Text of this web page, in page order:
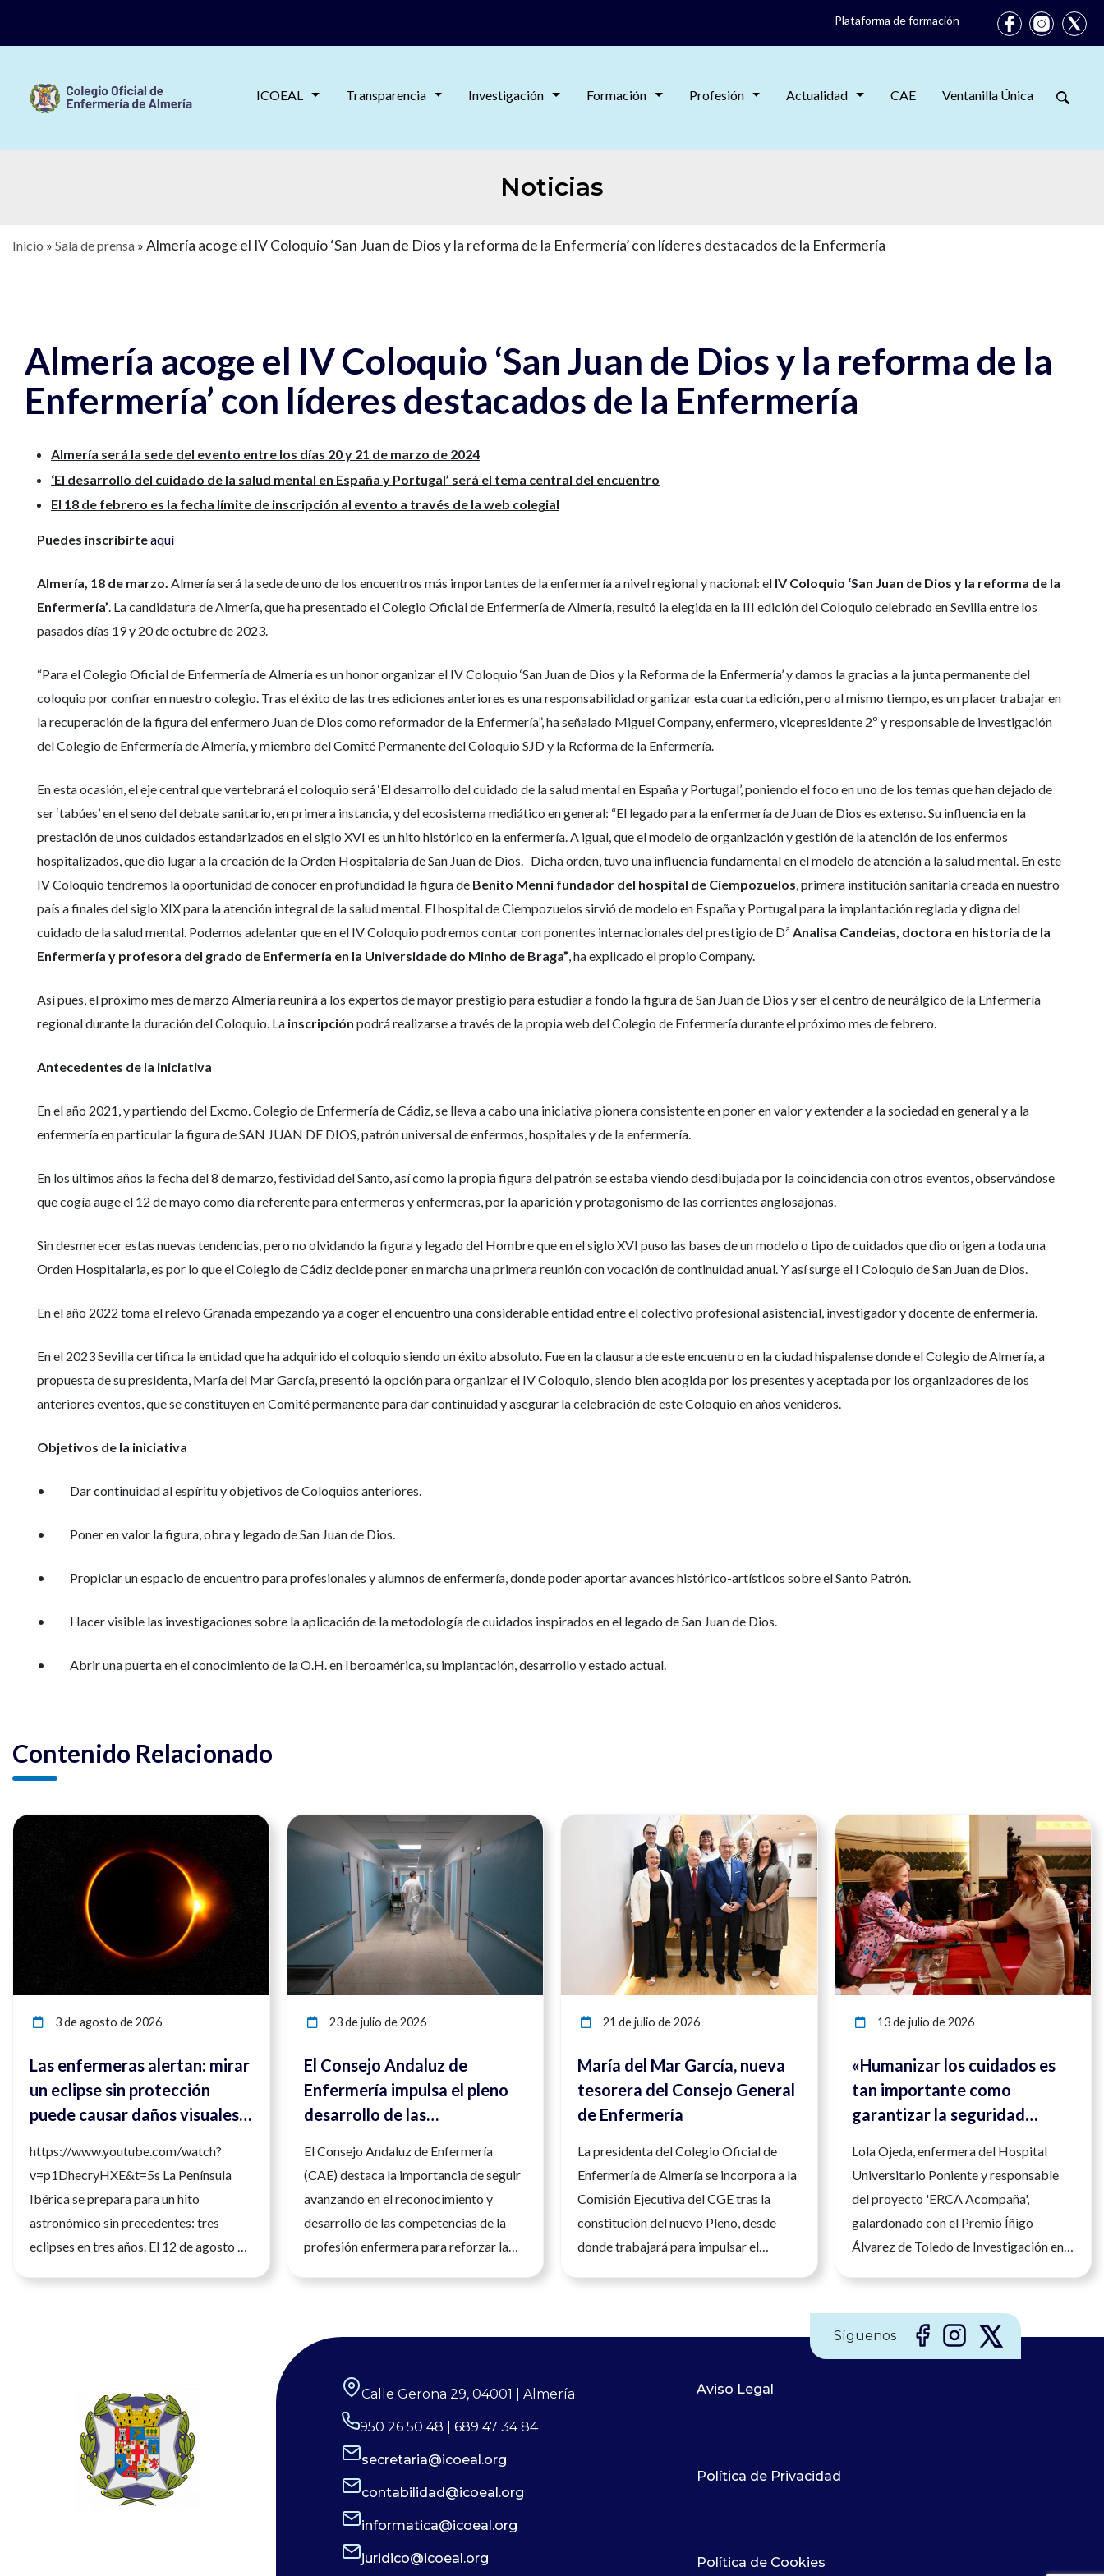
Plataforma de formación
ICOEAL Transparencia Investigación Formación Profesión Actualidad CAE Ventanilla Única
Noticias
Inicio » Sala de prensa » Almería acoge el IV Coloquio ‘San Juan de Dios y la reforma de la Enfermería’ con líderes destacados de la Enfermería
Almería acoge el IV Coloquio ‘San Juan de Dios y la reforma de la
Enfermería’ con líderes destacados de la Enfermería
Almería será la sede del evento entre los días 20 y 21 de marzo de 2024
‘El desarrollo del cuidado de la salud mental en España y Portugal’ será el tema central del encuentro
El 18 de febrero es la fecha límite de inscripción al evento a través de la web colegial
Puedes inscribirteaquí
Almería, 18 de marzo. Almería será la sede de uno de los encuentros más importantes de la enfermería a nivel regional y nacional: el IV Coloquio ‘San Juan de Dios y la reforma de la
Enfermería’. La candidatura de Almería, que ha presentado el Colegio Oficial de Enfermería de Almería, resultó la elegida en la III edición del Coloquio celebrado en Sevilla entre los
pasados días 19 y 20 de octubre de 2023.
“Para el Colegio Oficial de Enfermería de Almería es un honor organizar el IV Coloquio ‘San Juan de Dios y la Reforma de la Enfermería’ y damos la gracias a la junta permanente del
coloquio por confiar en nuestro colegio. Tras el éxito de las tres ediciones anteriores es una responsabilidad organizar esta cuarta edición, pero al mismo tiempo, es un placer trabajar en
la recuperación de la figura del enfermero Juan de Dios como reformador de la Enfermería”, ha señalado Miguel Company, enfermero, vicepresidente 2º y responsable de investigación
del Colegio de Enfermería de Almería, y miembro del Comité Permanente del Coloquio SJD y la Reforma de la Enfermería.
En esta ocasión, el eje central que vertebrará el coloquio será ‘El desarrollo del cuidado de la salud mental en España y Portugal’, poniendo el foco en uno de los temas que han dejado de
ser ‘tabúes’ en el seno del debate sanitario, en primera instancia, y del ecosistema mediático en general: “El legado para la enfermería de Juan de Dios es extenso. Su influencia en la
prestación de unos cuidados estandarizados en el siglo XVI es un hito histórico en la enfermería. A igual, que el modelo de organización y gestión de la atención de los enfermos
hospitalizados, que dio lugar a la creación de la Orden Hospitalaria de San Juan de Dios. Dicha orden, tuvo una influencia fundamental en el modelo de atención a la salud mental. En este
IV Coloquio tendremos la oportunidad de conocer en profundidad la figura de Benito Menni fundador del hospital de Ciempozuelos, primera institución sanitaria creada en nuestro
país a finales del siglo XIX para la atención integral de la salud mental. El hospital de Ciempozuelos sirvió de modelo en España y Portugal para la implantación reglada y digna del
cuidado de la salud mental. Podemos adelantar que en el IV Coloquio podremos contar con ponentes internacionales del prestigio de Dª Analisa Candeias, doctora en historia de la
Enfermería y profesora del grado de Enfermería en la Universidade do Minho de Braga”, ha explicado el propio Company.
Así pues, el próximo mes de marzo Almería reunirá a los expertos de mayor prestigio para estudiar a fondo la figura de San Juan de Dios y ser el centro de neurálgico de la Enfermería
regional durante la duración del Coloquio. La inscripción podrá realizarse a través de la propia web del Colegio de Enfermería durante el próximo mes de febrero.
Antecedentes de la iniciativa
En el año 2021, y partiendo del Excmo. Colegio de Enfermería de Cádiz, se lleva a cabo una iniciativa pionera consistente en poner en valor y extender a la sociedad en general y a la
enfermería en particular la figura de SAN JUAN DE DIOS, patrón universal de enfermos, hospitales y de la enfermería.
En los últimos años la fecha del 8 de marzo, festividad del Santo, así como la propia figura del patrón se estaba viendo desdibujada por la coincidencia con otros eventos, observándose
que cogía auge el 12 de mayo como día referente para enfermeros y enfermeras, por la aparición y protagonismo de las corrientes anglosajonas.
Sin desmerecer estas nuevas tendencias, pero no olvidando la figura y legado del Hombre que en el siglo XVI puso las bases de un modelo o tipo de cuidados que dio origen a toda una
Orden Hospitalaria, es por lo que el Colegio de Cádiz decide poner en marcha una primera reunión con vocación de continuidad anual. Y así surge el I Coloquio de San Juan de Dios.
En el año 2022 toma el relevo Granada empezando ya a coger el encuentro una considerable entidad entre el colectivo profesional asistencial, investigador y docente de enfermería.
En el 2023 Sevilla certifica la entidad que ha adquirido el coloquio siendo un éxito absoluto. Fue en la clausura de este encuentro en la ciudad hispalense donde el Colegio de Almería, a
propuesta de su presidenta, María del Mar García, presentó la opción para organizar el IV Coloquio, siendo bien acogida por los presentes y aceptada por los organizadores de los
anteriores eventos, que se constituyen en Comité permanente para dar continuidad y asegurar la celebración de este Coloquio en años venideros.
Objetivos de la iniciativa
• Dar continuidad al espíritu y objetivos de Coloquios anteriores.
• Poner en valor la figura, obra y legado de San Juan de Dios.
• Propiciar un espacio de encuentro para profesionales y alumnos de enfermería, donde poder aportar avances histórico-artísticos sobre el Santo Patrón.
• Hacer visible las investigaciones sobre la aplicación de la metodología de cuidados inspirados en el legado de San Juan de Dios.
• Abrir una puerta en el conocimiento de la O.H. en Iberoamérica, su implantación, desarrollo y estado actual.
Contenido Relacionado
3 de agosto de 2026
Las enfermeras alertan: mirar
un eclipse sin protección
puede causar daños visuales
https://www.youtube.com/watch?
v=p1DhecryHXE&t=5s La Península
Ibérica se prepara para un hito
astronómico sin precedentes: tres
eclipses en tres años. El 12 de agosto de
será fascinante, pero la seguridad visual
es un factor crítico que preocupa a los
expertos, y la diferencia entre un
recuerdo insuperable y una lesión
irreversible. Por ello, el Consejo
General de Enfermería (CGE), junto a la
Ver noticia
23 de julio de 2026
El Consejo Andaluz de
Enfermería impulsa el pleno
desarrollo de las
para reforzar la seguridad y
la calidad asistencial
El Consejo Andaluz de Enfermería
(CAE) destaca la importancia de seguir
avanzando en el reconocimiento y
desarrollo de las competencias de la
profesión enfermera para reforzar la
profesión sanitaria universitaria, con
humana cada vez más avanzada, que
desempeña un papel esencial en todos
los niveles del sistema sanitario. Su
desarrollo profesional permite ejercer
con plenitud sus competencias y
aportar su conocimiento específico al
cuidado de las personas, en
coordinación con el resto de
Ver noticia
21 de julio de 2026
María del Mar García, nueva
tesorera del Consejo General
de Enfermería
La presidenta del Colegio Oficial de
Enfermería de Almería se incorpora a la
Comisión Ejecutiva del CGE tras la
constitución del nuevo Pleno, desde
donde trabajará para impulsar el
del Mar García Martín, ha tomado hoy
Consejo General de Enfermería (CGE),
nombramiento se ha producido durante
Ver noticia
13 de julio de 2026
«Humanizar los cuidados es
tan importante como
garantizar la seguridad
Lola Ojeda, enfermera del Hospital
Universitario Poniente y responsable
del proyecto 'ERCA Acompaña',
galardonado con el Premio Íñigo
Álvarez de Toledo de Investigación en
que acompaña a los pacientes renales
en uno de los momentos más difíciles de
Ver noticia
Síguenos
Calle Gerona 29, 04001 | Almería
950 26 50 48 | 689 47 34 84
secretaria@icoeal.org
contabilidad@icoeal.org
informatica@icoeal.org
juridico@icoeal.org
Aviso Legal
Política de Privacidad
Política de Cookies